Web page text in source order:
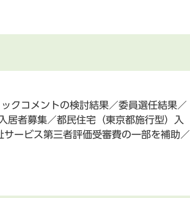
クコメントの検討結果／委員選任結果／
者募集／都民住宅（東京都施行型）入
ービス第三者評価受審費の一部を補助／